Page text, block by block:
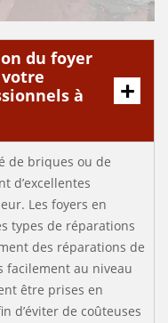
du foyer
à
de briques ou de
d’excellentes
Les foyers en
types de réparations
des réparations de
facilement au niveau
être prises en
d’éviter de coûteuses